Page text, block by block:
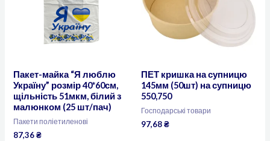
Пакет-майка “Я люблю
Україну” розмір 40*60см,
щільність 51мкм, білий з
малюнком (25 шт/пач)
Пакети поліетиленові
87,36₴
ПЕТ кришка на супницю
145мм (50шт) на супницю
550,750
Господарські товари
97,68₴